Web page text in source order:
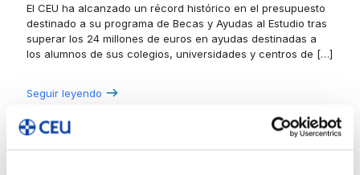
El CEU ha alcanzado un récord histórico en el presupuesto
destinado a su programa de Becas y Ayudas al Estudio tras
superar los 24 millones de euros en ayudas destinadas a
los alumnos de sus colegios, universidades y centros de […]
Seguir leyendo